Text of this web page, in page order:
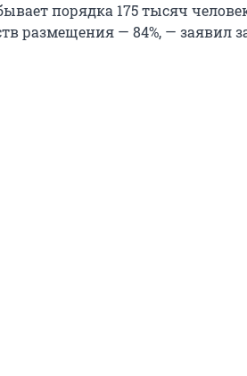
порядка 175 тысяч
размещения — 84%, — заявил